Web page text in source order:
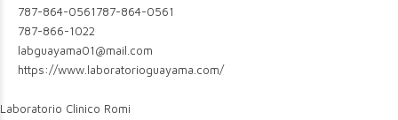
787-864-0561787-864-0561
787-866-1022
labguayama01@mail.com
https://www.laboratorioguayama.com/
Laboratorio Clinico Romi